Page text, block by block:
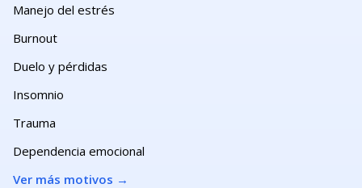
Manejo del estrés
Burnout
Duelo y pérdidas
Insomnio
Trauma
Dependencia emocional
Ver más motivos →